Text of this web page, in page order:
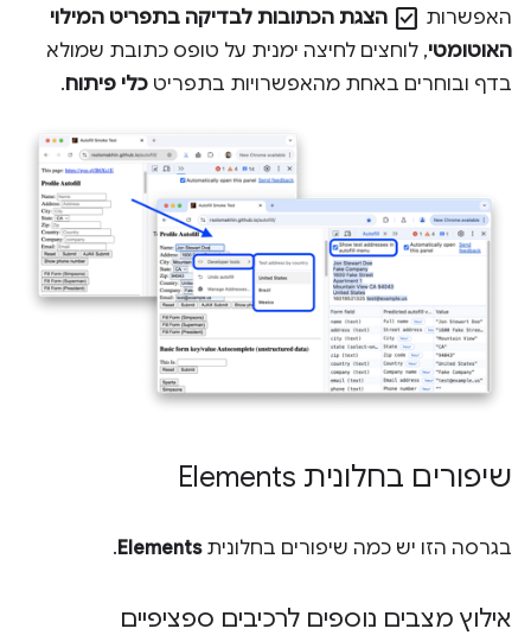
האפשרות check_box הצגת הכתובות לבדיקה בתפריט המילוי
האוטומטי, לוחצים לחיצה ימנית על טופס כתובת שמולא
בדף ובוחרים באחת מהאפשרויות בתפריט כלי פיתוח.
שיפורים בחלונית Elements
בגרסה הזו יש כמה שיפורים בחלוניתElements
.
אילוץ מצבים נוספים לרכיבים ספציפיים